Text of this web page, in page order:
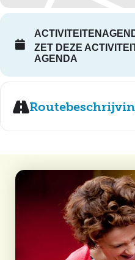
ZET DEZE
AGENDA